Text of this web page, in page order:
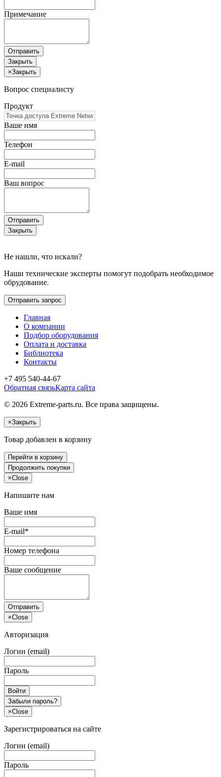
Примечание
Отправить
Закрыть
×Закрыть
Вопрос специалисту
Продукт
Ваше имя
Телефон
E-mail
Ваш вопрос
Отправить
Закрыть
Не нашли, что искали?
Наши технические эксперты помогут подобрать необходимое
обрудование.
Отправить запрос
Главная
О компании
Подбор оборудования
Оплата и доставка
Библиотека
Контакты
+7 495 540-44-67
Обратная связьКарта сайта
© 2026 Extreme-parts.ru. Все права защищены.
×Закрыть
Товар добавлен в корзину
Перейти в корзину
Продолжить покупки
×Close
Напишите нам
Ваше имя
E-mail*
Номер телефона
Ваше сообщение
Отправить
×Close
Авторизация
Логин (email)
Пароль
Войти
Забыли пароль?
×Close
Зарегистрироваться на сайте
Логин (email)
Пароль